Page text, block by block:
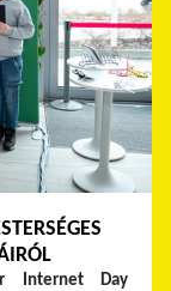
Internet Day